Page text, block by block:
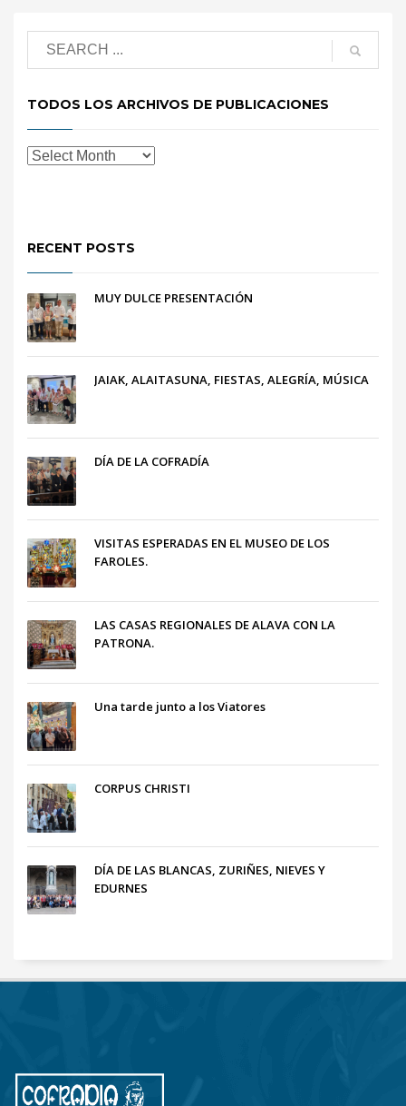
TODOS LOS ARCHIVOS DE PUBLICACIONES
RECENT POSTS
MUY DULCE PRESENTACIÓN
JAIAK, ALAITASUNA, FIESTAS, ALEGRÍA, MÚSICA
DÍA DE LA COFRADÍA
VISITAS ESPERADAS EN EL MUSEO DE LOS
FAROLES.
LAS CASAS REGIONALES DE ALAVA CON LA
PATRONA.
Una tarde junto a los Viatores
CORPUS CHRISTI
DÍA DE LAS BLANCAS, ZURIÑES, NIEVES Y
EDURNES